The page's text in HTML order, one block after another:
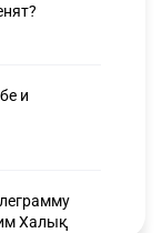
и
Халық